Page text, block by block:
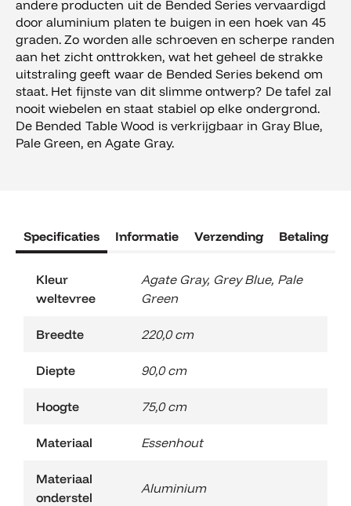
andere producten uit de Bended Series vervaardigd
door aluminium platen te buigen in een hoek van 45
graden. Zo worden alle schroeven en scherpe randen
aan het zicht onttrokken, wat het geheel de strakke
uitstraling geeft waar de Bended Series bekend om
staat. Het fijnste van dit slimme ontwerp? De tafel zal
nooit wiebelen en staat stabiel op elke ondergrond.
De Bended Table Wood is verkrijgbaar in Gray Blue,
Pale Green, en Agate Gray.
Specificaties Informatie Verzending Betaling
Kleur
weltevree
Agate Gray, Grey Blue, Pale
Green
Breedte 220,0 cm
Diepte 90,0 cm
Hoogte 75,0 cm
Materiaal Essenhout
Materiaal
onderstel
Aluminium